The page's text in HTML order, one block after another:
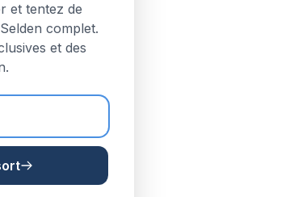
et tentez de
complet.
et des